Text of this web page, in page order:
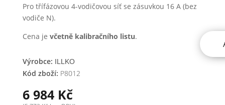
Pro třífázovou 4-vodičovou síť se zásuvkou 16 A (bez
vodiče N).
Cena je včetně kalibračního listu.
Kód zboží: P8012
Výrobce: ILLKO
6 984 Kč